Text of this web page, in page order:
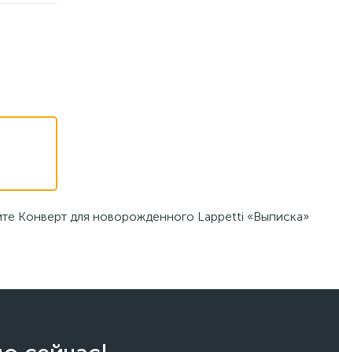
Конверт для новорожденного Lappetti «Выписка»